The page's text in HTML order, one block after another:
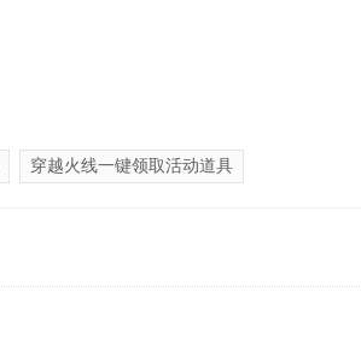
穿越火线一键领取活动道具